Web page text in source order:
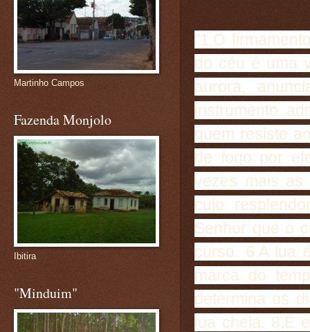
"1.O
do céu é uma
aurora,
instrumento
quem resiste
de fogo por
vezes mais as
cujo
Senhor que o
curso. 6.A lua
marca do
determina os
lua cheia. 8.É
Martinho Campos
Fazenda Monjolo
Ibitira
"Minduim"